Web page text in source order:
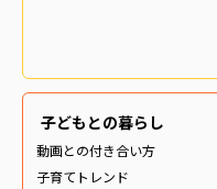
子どもとの暮らし
動画との付き合い方
子育てトレンド